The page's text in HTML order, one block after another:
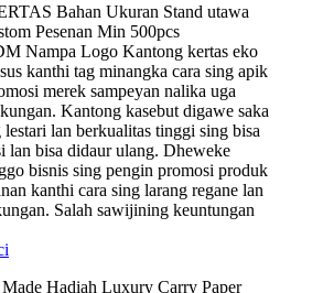
Bahan Ukuran Stand utawa
Pesenan Min 500pcs
Nampa Logo Kantong kertas eko
kanthi tag minangka cara sing apik
merek sampeyan nalika uga
Kantong kasebut digawe saka
lestari lan berkualitas tinggi sing bisa
lan bisa didaur ulang. Dheweke
bisnis sing pengin promosi produk
kanthi cara sing larang regane lan
Salah sawijining keuntungan